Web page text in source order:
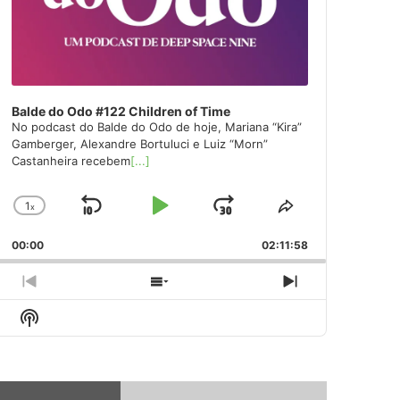
Balde do Odo #122 Children of Time
No podcast do Balde do Odo de hoje, Mariana “Kira”
Gamberger, Alexandre Bortuluci e Luiz “Morn”
Castanheira recebem[...]
Change
Rate
1x
Skip
Play
Jump
Forward
Share
Episode
00:00 02:11:58
Previous
Episode
Show
Episodes
Next
Episode
Show
Podcast